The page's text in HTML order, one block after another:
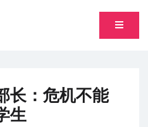
Song, Tiantian R520277
长：危机不能
生